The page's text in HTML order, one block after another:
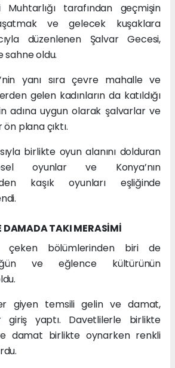
Muhtarlığı tarafından geçmişin
ve gelecek kuşaklara
düzenlenen Şalvar Gecesi,
sahne oldu.
yanı sıra çevre mahalle ve
gelen kadınların da katıldığı
adına uygun olarak şalvarlar ve
plana çıktı.
birlikte oyun alanını dolduran
oyunlar ve Konya’nın
kaşık oyunları eşliğinde
DAMADA TAKI MERASİMİ
çeken bölümlerinden biri de
ve eğlence kültürünün
giyen temsili gelin ve damat,
yaptı. Davetlilerle birlikte
damat birlikte oynarken renkli